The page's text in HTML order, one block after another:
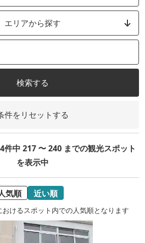
エリアから探す
検索する
件をリセットする
件中 217 〜 240 までの観光スポット
を表示中
気順 近い順
けるスポット内での人気順となります